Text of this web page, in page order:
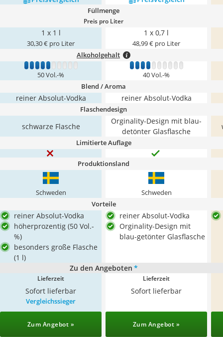
Füllmenge
Preis pro Liter
1 x 1 l
30,30 € pro Liter
1 x 0,7 l
48,99 € pro Liter
Alkoholgehalt
1 2 3 4 5 6 7 8 9 10
50 Vol.-%
1 2 3 4 5 6 7 8 9 10
40 Vol.-%
Blend / Aroma
reiner Absolut-Vodka reiner Absolut-Vodka
Flaschendesign
schwarze Flasche
Orginality-Design mit blau-
detönter Glasflasche
Limitierte Auflage
Produktionsland
Schweden Schweden
Vorteile
reiner Absolut-Vodka
höherprozentig (50 Vol.-
%)
besonders große Flasche
(1 l)
reiner Absolut-Vodka
Orginality-Design mit
blau-getönter Glasflasche
Zu den Angeboten *
Lieferzeit
Sofort lieferbar
Lieferzeit
Sofort lieferbar
Vergleichssieger
Zum Angebot » Zum Angebot »